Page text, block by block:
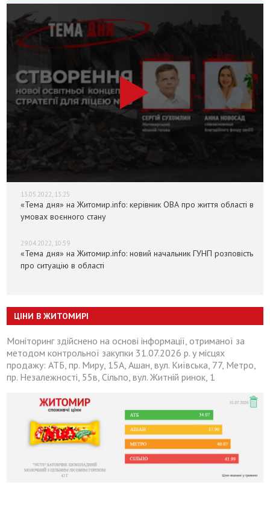
13.05.2022, 13:25
«Тема дня» на Житомир.info: керівник ОВА про життя області в
умовах воєнного стану
29.04.2022, 10:59
«Тема дня» на Житомир.info: новий начальник ГУНП розповість
про ситуацію в області
ЦІНИ В ЖИТОМИРІ
Моніторинг здійснено на основі інформації, отриманої за
методом контрольної закупки 31.07.2026 р. у місцях
продажу: АТБ, пр. Миру, 15А, Ашан, вул. Київська, 77, Метро,
пр. Незалежності, 55в, Сільпо, вул. Житній ринок, 1